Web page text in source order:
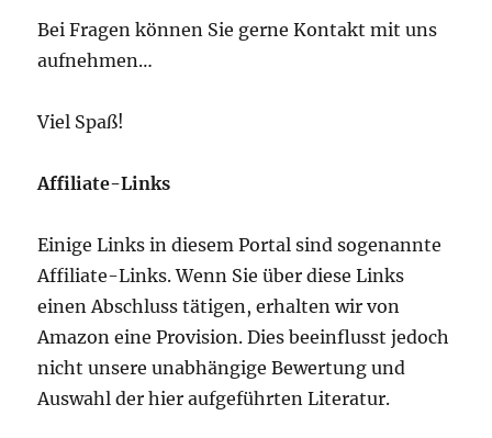
Bei Fragen können Sie gerne Kontakt mit uns
aufnehmen…
Viel Spaß!
Affiliate-Links
Einige Links in diesem Portal sind sogenannte
Affiliate-Links. Wenn Sie über diese Links
einen Abschluss tätigen, erhalten wir von
Amazon eine Provision. Dies beeinflusst jedoch
nicht unsere unabhängige Bewertung und
Auswahl der hier aufgeführten Literatur.